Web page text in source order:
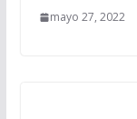
mayo 27, 2022